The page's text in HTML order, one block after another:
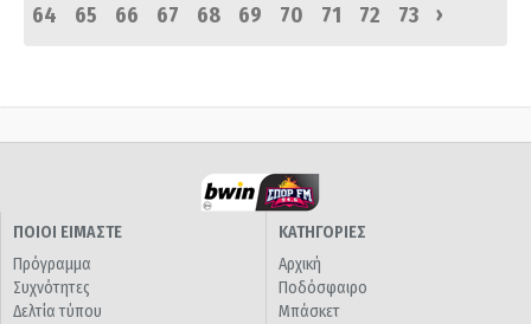
64
65 66 67 68 69 70 71 72 73 ›
ΠΟΙΟΙ ΕΙΜΑΣΤΕ
Πρόγραμμα
Συχνότητες
Δελτία τύπου
ΚΑΤΗΓΟΡΙΕΣ
Αρχική
Ποδόσφαιρο
Μπάσκετ